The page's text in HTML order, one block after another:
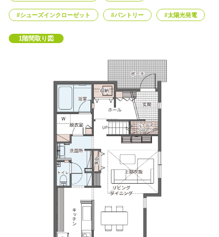
#シューズインクローゼット #パントリー #太陽光発電
1階間取り図